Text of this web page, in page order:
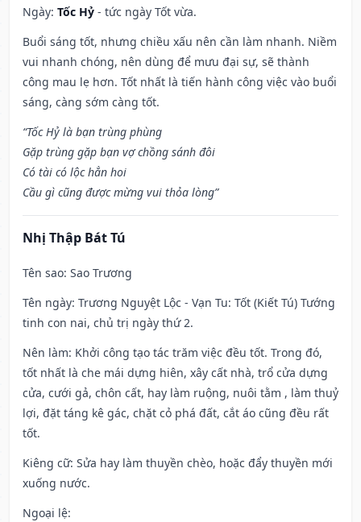
Ngày: Tốc Hỷ - tức ngày Tốt vừa.
Buổi sáng tốt, nhưng chiều xấu nên cần làm nhanh. Niềm
vui nhanh chóng, nên dùng để mưu đại sự, sẽ thành
công mau lẹ hơn. Tốt nhất là tiến hành công việc vào buổi
sáng, càng sớm càng tốt.
“Tốc Hỷ là bạn trùng phùng
Gặp trùng gặp bạn vợ chồng sánh đôi
Có tài có lộc hẳn hoi
Cầu gì cũng được mừng vui thỏa lòng”
Nhị Thập Bát Tú
Tên sao: Sao Trương
Tên ngày: Trương Nguyệt Lộc - Vạn Tu: Tốt (Kiết Tú) Tướng
tinh con nai, chủ trị ngày thứ 2.
Nên làm: Khởi công tạo tác trăm việc đều tốt. Trong đó,
tốt nhất là che mái dựng hiên, xây cất nhà, trổ cửa dựng
cửa, cưới gả, chôn cất, hay làm ruộng, nuôi tằm , làm thuỷ
lợi, đặt táng kê gác, chặt cỏ phá đất, cắt áo cũng đều rất
tốt.
Kiêng cữ: Sửa hay làm thuyền chèo, hoặc đẩy thuyền mới
xuống nước.
Ngoại lệ: